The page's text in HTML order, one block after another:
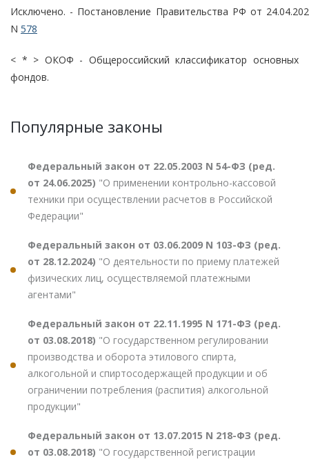
Исключено. - Постановление Правительства РФ от
N 578
< * > ОКОФ - Общероссийский классификатор основных
фондов.
Популярные законы
Федеральный закон от 22.05.2003 N 54-ФЗ (ред.
от 24.06.2025) "О применении контрольно-кассовой
техники при осуществлении расчетов в Российской
Федерации"
Федеральный закон от 03.06.2009 N 103-ФЗ (ред.
от 28.12.2024) "О деятельности по приему платежей
физических лиц, осуществляемой платежными
агентами"
Федеральный закон от 22.11.1995 N 171-ФЗ (ред.
от 03.08.2018) "О государственном регулировании
производства и оборота этилового спирта,
алкогольной и спиртосодержащей продукции и об
ограничении потребления (распития) алкогольной
продукции"
Федеральный закон от 13.07.2015 N 218-ФЗ (ред.
от 03.08.2018) "О государственной регистрации